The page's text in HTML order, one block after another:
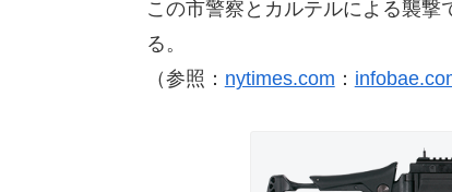
この市警察とカルテルによる襲
る。
（参照： nytimes.com ：